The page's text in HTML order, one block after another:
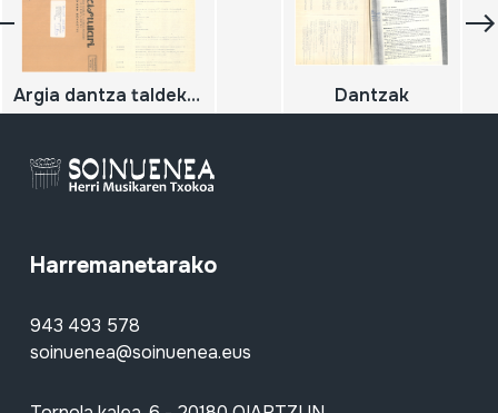
Argia dantza taldeko dantza zerrenda. Dantzak
Harremanetarako
943 493 578
soinuenea@soinuenea.eus